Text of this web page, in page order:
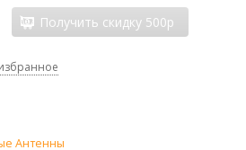
Получить скидку 500р
Антенны